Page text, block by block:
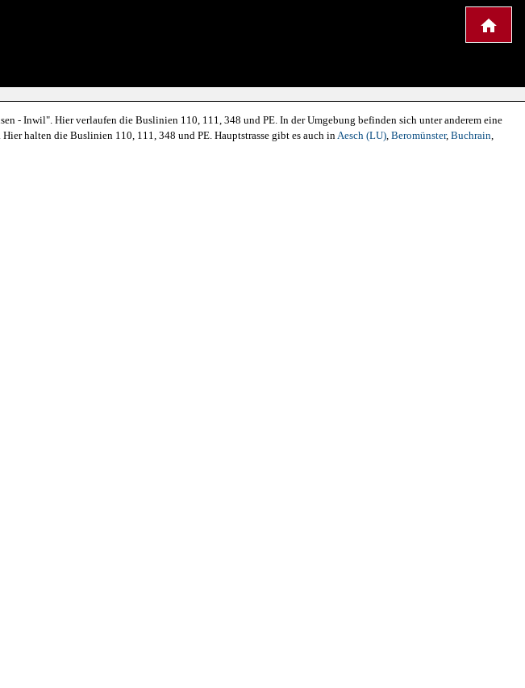
- Inwil". Hier verlaufen die Buslinien 110, 111, 348 und PE. In der Umgebung befinden sich unter anderem eine
halten die Buslinien 110, 111, 348 und PE. Hauptstrasse gibt es auch inAesch (LU), Beromünster, Buchrain,